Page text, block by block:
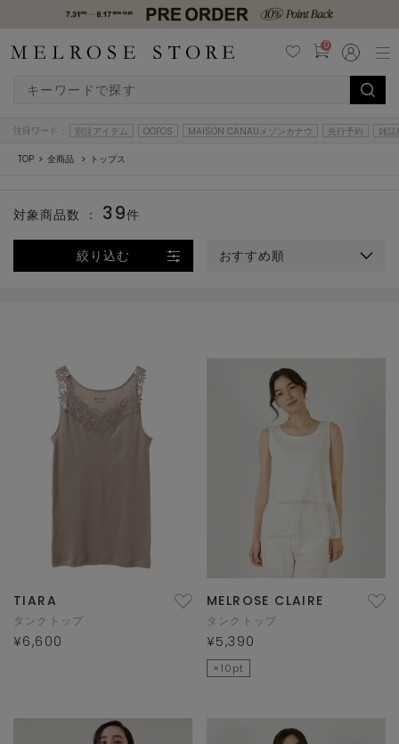
0
注目ワード： 別注アイテム OOFOS MAISON CANAUメゾンカナウ 先行予約 雑誌
TOP 全商品 トップス
絞り込む おすすめ順
対象商品数 ： 39件
TIARA
タンクトップ
¥6,600
MELROSE CLAIRE
タンクトップ
¥5,390
×10pt